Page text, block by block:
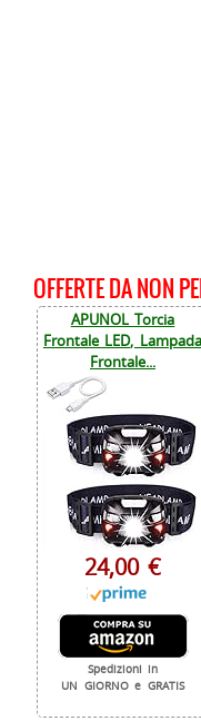
OFFERTE DA NON
APUNOL Torcia
Frontale LED, Lampada
Frontale...
24,00 €
Spedizioni in
UN GIORNO e GRATIS